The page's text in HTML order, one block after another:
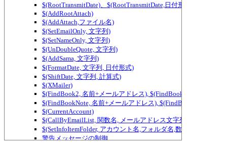
$(RootTransmitDate)、$(RootTransmitDate,日付形式)
$(AddRootAttach)
$(AddAttach,ファイル名)
$(SetEmailOnly, 文字列)
$(SetNameOnly, 文字列)
$(UnDoubleQuote, 文字列)
$(AddSama, 文字列)
$(FormatDate, 文字列, 日付形式)
$(ShiftDate, 文字列, 計算式)
$(XMailer)
$(FindBook2, 名前+メールアドレス), $(FindBook3, 名前+メー
$(FindBookNote, 名前+メールアドレス), $(FindBookNote2, ...)
$(CurrentAccount)
$(CallByEmailList, 関数名, メールアドレス文字列)
$(SetInfoItemFolder, アカウント名,フォルダ名,数値)
警告メッセージの制御